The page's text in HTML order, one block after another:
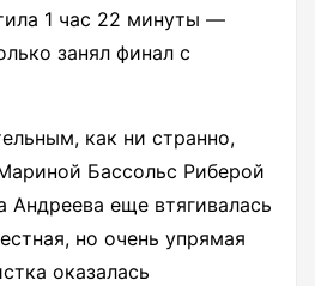
1 час 22 минуты —
занял финал с
как ни странно,
Бассольс Риберой
Андреева еще втягивалась
но очень упрямая
оказалась